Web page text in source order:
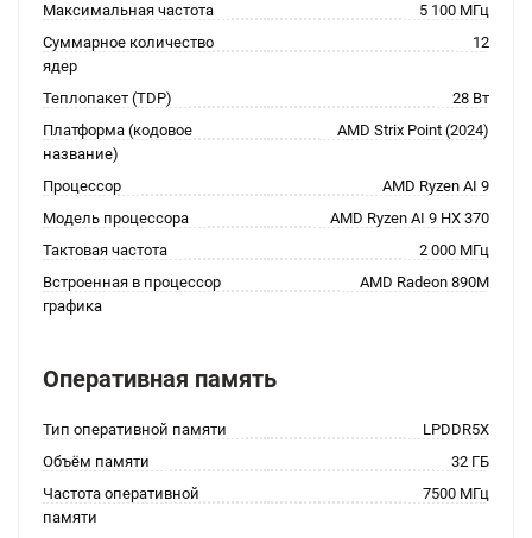
Максимальная частота
5 100 МГц
Суммарное количество
ядер
12
Теплопакет (TDP)
28 Вт
Платформа (кодовое
название)
AMD Strix Point (2024)
Процессор
AMD Ryzen AI 9
Модель процессора
AMD Ryzen AI 9 HX 370
Тактовая частота
2 000 МГц
Встроенная в процессор
графика
AMD Radeon 890M
Оперативная память
Тип оперативной памяти
LPDDR5X
Объём памяти
32 ГБ
Частота оперативной
памяти
7500 МГц